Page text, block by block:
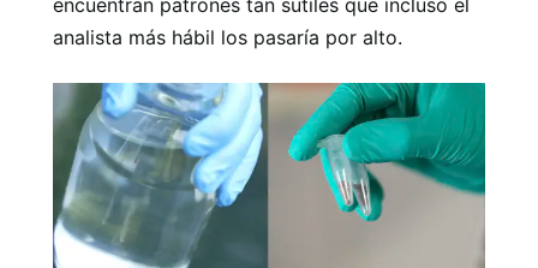
analista más hábil los pasaría por alto.